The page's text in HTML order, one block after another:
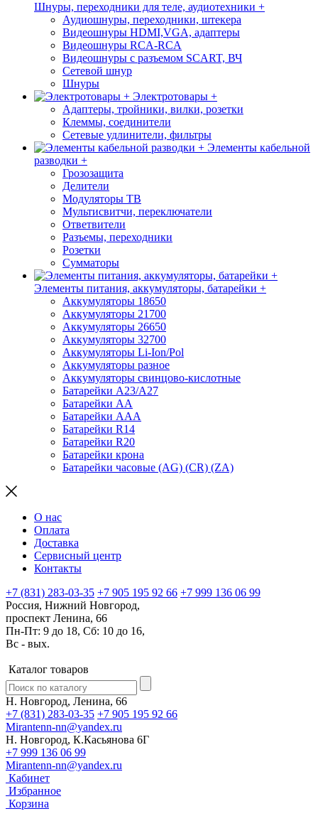
Шнуры, переходники для теле, аудиотехники +
Аудиошнуры, переходники, штекера
Видеошнуры HDMI,VGA, адаптеры
Видеошнуры RCA-RCA
Видеошнуры с разъемом SCART, ВЧ
Сетевой шнур
Шнуры
Электротовары +
Адаптеры, тройники, вилки, розетки
Клеммы, соединители
Сетевые удлинители, фильтры
Элементы кабельной
разводки +
Грозозащита
Делители
Модуляторы ТВ
Мультисвитчи, переключатели
Ответвители
Разъемы, переходники
Розетки
Сумматоры
Элементы питания, аккумуляторы, батарейки +
Аккумуляторы 18650
Аккумуляторы 21700
Аккумуляторы 26650
Аккумуляторы 32700
Аккумуляторы Li-Ion/Pol
Аккумуляторы разное
Аккумуляторы свинцово-кислотные
Батарейки A23/A27
Батарейки AA
Батарейки AAA
Батарейки R14
Батарейки R20
Батарейки крона
Батарейки часовые (AG) (CR) (ZA)
О нас
Оплата
Доставка
Сервисный центр
Контакты
+7 (831) 283-03-35 +7 905 195 92 66 +7 999 136 06 99
Россия, Нижний Новгород,
проспект Ленина, 66
Пн-Пт: 9 до 18, Сб: 10 до 16,
Вс - вых.
Каталог товаров
Н. Новгород, Ленина, 66
+7 (831) 283-03-35 +7 905 195 92 66
Mirantenn-nn@yandex.ru
Н. Новгород, К.Касьянова 6Г
+7 999 136 06 99
Mirantenn-nn@yandex.ru
Кабинет
Избранное
Корзина